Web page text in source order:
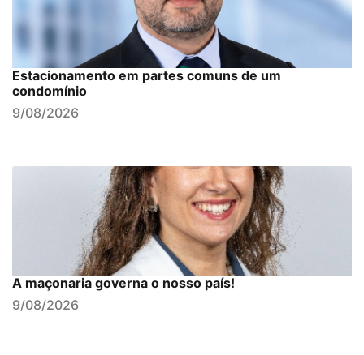
Estacionamento em partes comuns de um
condomínio
9/08/2026
A maçonaria governa o nosso país!
9/08/2026